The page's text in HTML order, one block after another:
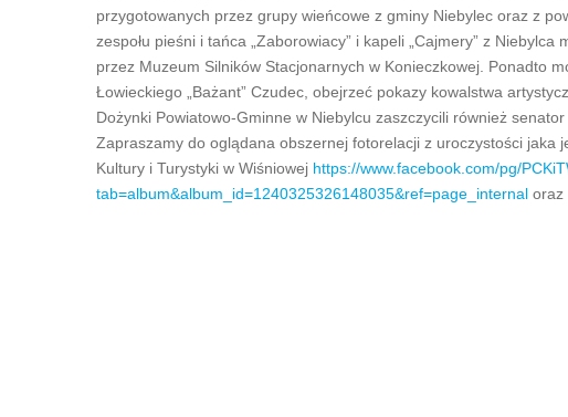
przygotowanych przez grupy wieńcowe z gminy Niebylec oraz z
zespołu pieśni i tańca „Zaborowiacy” i kapeli „Cajmery” z
przez Muzeum Silników Stacjonarnych w Konieczkowej. Ponadto
Łowieckiego „Bażant” Czudec, obejrzeć pokazy kowalstwa
Dożynki Powiatowo-Gminne w Niebylcu zaszczycili również senator
Zapraszamy do oglądana obszernej fotorelacji z uroczystości jaka
Kultury i Turystyki w Wiśniowej https://www.facebook.com/pg/
tab=album&album_id=1240325326148035&ref=page_internal oraz